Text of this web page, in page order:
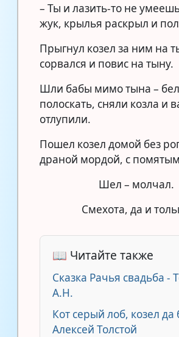
– Ты и лазить-то не
жук, крылья раскрыл и
Прыгнул козел за ним на
сорвался и повис на тыну.
Шли бабы мимо тына –
полоскать, сняли козла и
отлупили.
Пошел козел домой без
драной мордой, с
Шел – молчал.
Смехота, да и
📖 Читайте также
Сказка Рачья свадьба -
А.Н.
Кот серый лоб, козел да
Алексей Толстой